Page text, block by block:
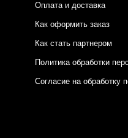
Оплата и доставка
Как оформить заказ
Как стать партнером
Политика обработки
Согласие на обработку